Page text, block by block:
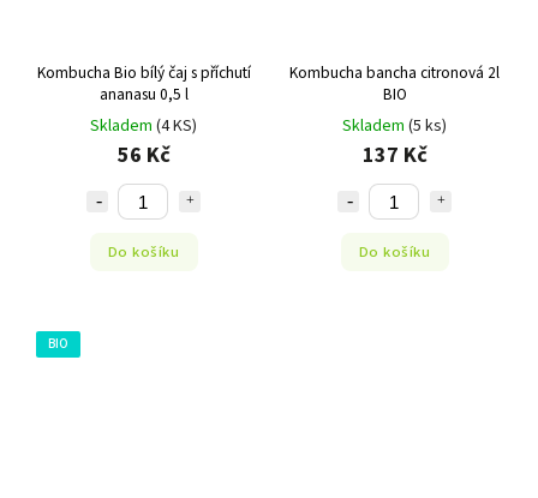
Kombucha Bio bílý čaj s příchutí
ananasu 0,5 l
Skladem (4 KS)
56 Kč
Do košíku
Kombucha bancha citronová 2l
BIO
Skladem (5 ks)
137 Kč
Do košíku
BIO